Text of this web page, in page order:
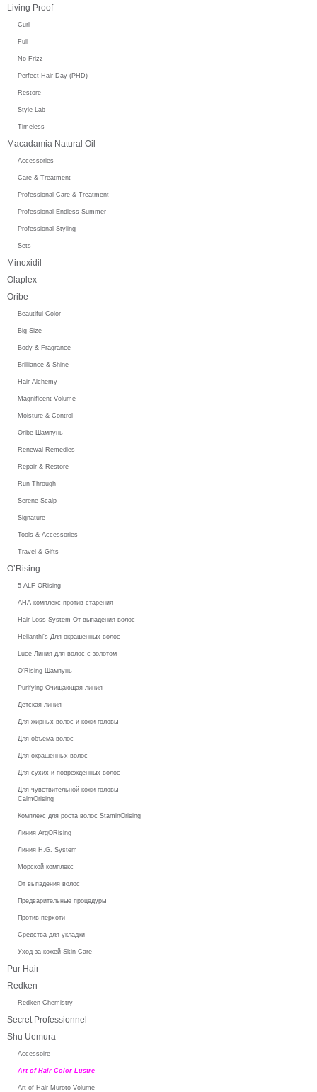
Living Proof
Curl
Full
No Frizz
Perfect Hair Day (PHD)
Restore
Style Lab
Timeless
Macadamia Natural Oil
Accessories
Care & Treatment
Professional Care & Treatment
Professional Endless Summer
Professional Styling
Sets
Minoxidil
Olaplex
Oribe
Beautiful Color
Big Size
Body & Fragrance
Brilliance & Shine
Hair Alchemy
Magnificent Volume
Moisture & Control
Oribe Шампунь
Renewal Remedies
Repair & Restore
Run-Through
Serene Scalp
Signature
Tools & Accessories
Travel & Gifts
O’Rising
5 ALF-ORising
AHA комплекс против старения
Hair Loss System От выпадения волос
Helianthi's Для окрашенных волос
Luce Линия для волос с золотом
O’Rising Шампунь
Purifying Очищающая линия
Детская линия
Для жирных волос и кожи головы
Для объема волос
Для окрашенных волос
Для сухих и повреждённых волос
Для чувствительной кожи головы
CalmOrising
Комплекс для роста волос StaminOrising
Линия ArgORising
Линия H.G. System
Морской комплекс
От выпадения волос
Предварительные процедуры
Против перхоти
Средства для укладки
Уход за кожей Skin Care
Pur Hair
Redken
Redken Chemistry
Secret Professionnel
Shu Uemura
Accessoire
Art of Hair Color Lustre
Art of Hair Muroto Volume